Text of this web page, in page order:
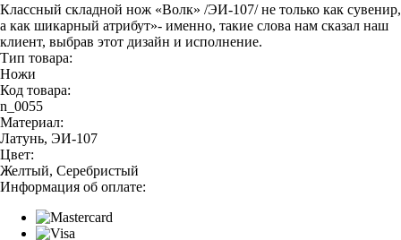
Классный складной нож «Волк» /ЭИ-107/ не только как сувенир,
а как шикарный атрибут»- именно, такие слова нам сказал наш
клиент, выбрав этот дизайн и исполнение.
Тип товара:
Ножи
Код товара:
n_0055
Материал:
Латунь, ЭИ-107
Цвет:
Желтый, Серебристый
Информация об оплате: